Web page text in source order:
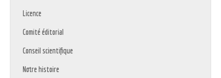
Licence
Comité éditorial
Conseil scientifique
Notre histoire